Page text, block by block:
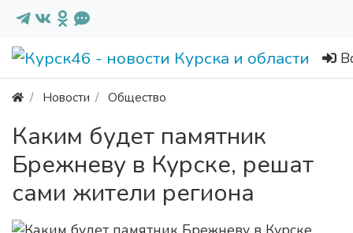
Новости Общество
Каким будет памятник
Брежневу в Курске, решат
сами жители региона